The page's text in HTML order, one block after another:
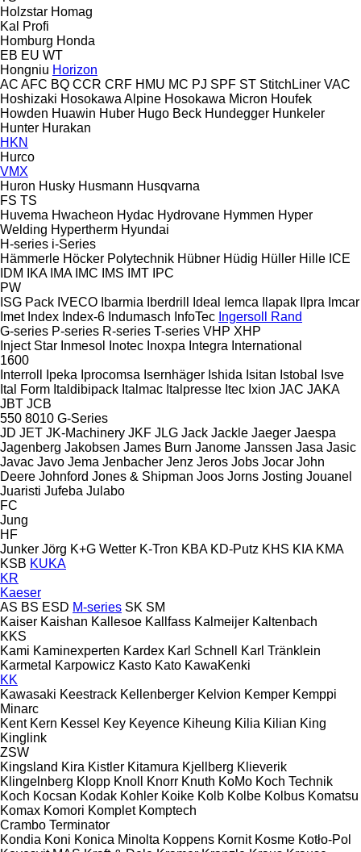
Holzstar Homag
Kal
Profi
Homburg Honda
EB EU WT
Hongniu Horizon
AC AFC BQ CCR CRF HMU MC PJ SPF ST StitchLiner VAC
Hoshizaki Hosokawa Alpine Hosokawa Micron Houfek
Howden Huawin Huber Hugo Beck Hundegger Hunkeler
Hunter Hurakan
HKN
Hurco
VMX
Huron Husky Husmann Husqvarna
FS TS
Huvema Hwacheon Hydac Hydrovane Hymmen Hyper
Welding Hypertherm Hyundai
H-series i-Series
Hämmerle Höcker Polytechnik Hübner Hüdig Hüller Hille ICE
IDM
IKA IMA IMC IMS IMT IPC
PW
ISG Pack IVECO Ibarmia Iberdrill Ideal Iemca Ilapak Ilpra Imcar
Imet Index Index-6 Indumasch InfoTec Ingersoll Rand
G-series P-series R-series T-series VHP XHP
Inject Star Inmesol Inotec Inoxpa Integra International
1600
Interroll
Ipeka Iprocomsa Isernhäger Ishida Isitan Istobal
Isve
Ital Form Italdibipack Italmac Italpresse Itec Ixion JAC JAKA
JBT JCB
550 8010 G-Series
JD JET JK-Machinery JKF JLG Jack Jackle Jaeger Jaespa
Jagenberg Jakobsen James Burn Janome Janssen Jasa Jasic
Javac Javo Jema Jenbacher Jenz Jeros Jobs Jocar John
Deere Johnford Jones & Shipman Joos Jorns Josting Jouanel
Juaristi Jufeba Julabo
FC
Jung
HF
Junker Jörg K+G Wetter K-Tron KBA KD-Putz KHS KIA KMA
KSB KUKA
KR
Kaeser
AS BS ESD M-series SK SM
Kaiser Kaishan Kallesoe Kallfass Kalmeijer Kaltenbach
KKS
Kami Kaminexperten Kardex Karl Schnell
Karl Tränklein
Karmetal
Karpowicz Kasto Kato KawaKenki
KK
Kawasaki Keestrack Kellenberger Kelvion Kemper Kemppi
Minarc
Kent Kern Kessel Key Keyence Kiheung Kilia Kilian King
Kinglink
ZSW
Kingsland Kira Kistler Kitamura Kjellberg Klieverik
Klingelnberg Klopp Knoll Knorr Knuth KoMo Koch Technik
Koch Kocsan Kodak Kohler Koike Kolb Kolbe Kolbus Komatsu
Komax Komori Komplet Komptech
Crambo Terminator
Kondia Koni Konica Minolta Koppens Kornit Kosme Kotło-Pol